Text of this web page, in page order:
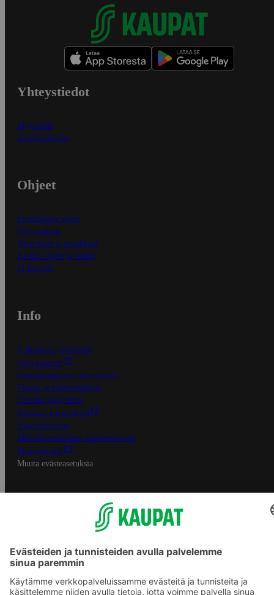
Yhteystiedot
Myymälät
Asiakaspalvelu
Ohjeet
Ensitilaajan ohjeet
Näin maksat
Näin tilaat ja muokkaat
Kaikki ohjeet ja vinkit
In English
Info
S-Business yrityksille
Oiva-raportit
Osuuskauppojen yhteystiedot
Tilaus- ja toimitusehdot
Tietosuojakäytäntö
Palvelun käyttöehdot
Saavutettavuus
Mobiilisovelluksen saavutettavuus
Mainostajalle
Muuta evästeasetuksia
S-ryhmän palvelut
S-ryhmä
Asiakasomistajuus
S-ostoslista -sovellus